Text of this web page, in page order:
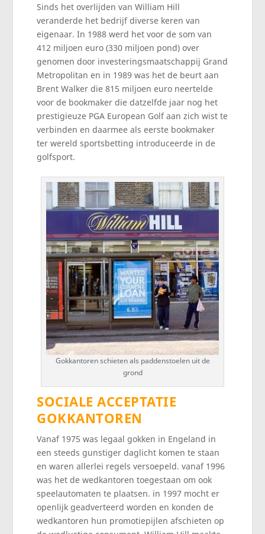
Sinds het overlijden van William Hill
veranderde het bedrijf diverse keren van
eigenaar. In 1988 werd het voor de som van
412 miljoen euro (330 miljoen pond) over
genomen door investeringsmaatschappij Grand
Metropolitan en in 1989 was het de beurt aan
Brent Walker die 815 miljoen euro neertelde
voor de bookmaker die datzelfde jaar nog het
prestigieuze PGA European Golf aan zich wist te
verbinden en daarmee als eerste bookmaker
ter wereld sportsbetting introduceerde in de
golfsport.
Gokkantoren schieten als paddenstoelen uit de
grond
SOCIALE ACCEPTATIE
GOKKANTOREN
Vanaf 1975 was legaal gokken in Engeland in
een steeds gunstiger daglicht komen te staan
en waren allerlei regels versoepeld. vanaf 1996
was het de wedkantoren toegestaan om ook
speelautomaten te plaatsen. in 1997 mocht er
openlijk geadverteerd worden en konden de
wedkantoren hun promotiepijlen afschieten op